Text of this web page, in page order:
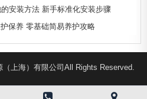
安装方法 新手标准化安装步骤
保养 零基础简易养护攻略
上海）有限公司All Rights Reserved.